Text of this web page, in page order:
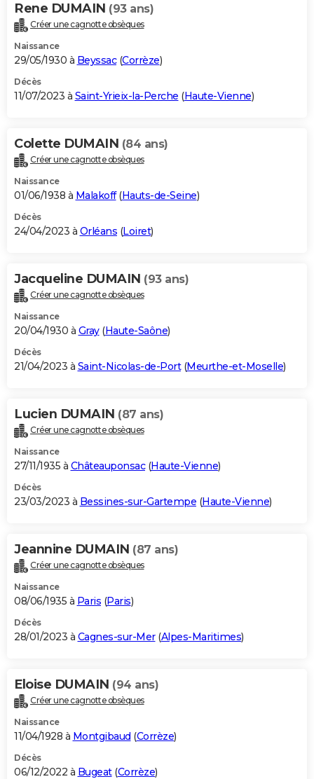
Rene DUMAIN (93 ans)
Créer une cagnotte obsèques
Naissance
29/05/1930 à Beyssac(Corrèze)
Décès
11/07/2023 à Saint-Yrieix-la-Perche (Haute-Vienne)
Colette DUMAIN (84 ans)
Créer une cagnotte obsèques
Naissance
01/06/1938 à Malakoff(Hauts-de-Seine)
Décès
24/04/2023 à Orléans (Loiret)
Jacqueline DUMAIN (93 ans)
Créer une cagnotte obsèques
Naissance
20/04/1930 à Gray(Haute-Saône)
Décès
21/04/2023 à Saint-Nicolas-de-Port(Meurthe-et-Moselle)
Lucien DUMAIN (87 ans)
Créer une cagnotte obsèques
Naissance
27/11/1935 à Châteauponsac(Haute-Vienne)
Décès
23/03/2023 à Bessines-sur-Gartempe (Haute-Vienne)
Jeannine DUMAIN (87 ans)
Créer une cagnotte obsèques
Naissance
08/06/1935 à Paris (Paris)
Décès
28/01/2023 à Cagnes-sur-Mer(Alpes-Maritimes)
Eloise DUMAIN (94 ans)
Créer une cagnotte obsèques
Naissance
11/04/1928 à Montgibaud (Corrèze)
Décès
06/12/2022 à Bugeat(Corrèze)